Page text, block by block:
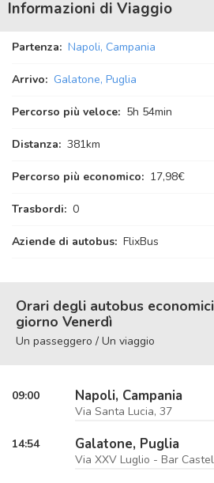
Informazioni di Viaggio
Partenza: Napoli, Campania
Arrivo: Galatone, Puglia
Percorso più veloce: 5h 54min
Distanza: 381km
Percorso più economico: 17,98€
Trasbordi: 0
Aziende di autobus: FlixBus
Orari degli autobus
giorno Venerdì
Un passeggero / Un viaggio
09:00 Napoli, Campania
Via Santa Lucia, 37
14:54 Galatone, Puglia
Via XXV Luglio - Bar